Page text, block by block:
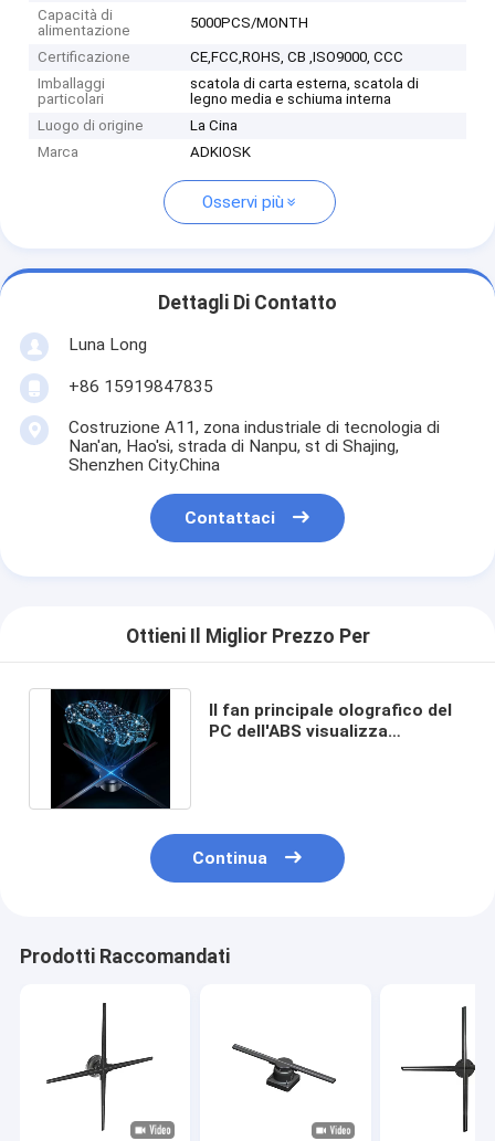
Capacità di
alimentazione
5000PCS/MONTH
Certificazione
CE,FCC,ROHS, CB ,ISO9000, CCC
Imballaggi
particolari
scatola di carta esterna, scatola di
legno media e schiuma interna
Luogo di origine
La Cina
Marca
ADKIOSK
Osservi più
Dettagli Di Contatto
Luna Long
+86 15919847835
Costruzione A11, zona industriale di tecnologia di
Nan'an, Hao'si, strada di Nanpu, st di Shajing,
Shenzhen City.China
Contattaci
Ottieni Il Miglior Prezzo Per
Il fan principale olografico del
PC dell'ABS visualizza
Continua
Prodotti Raccomandati